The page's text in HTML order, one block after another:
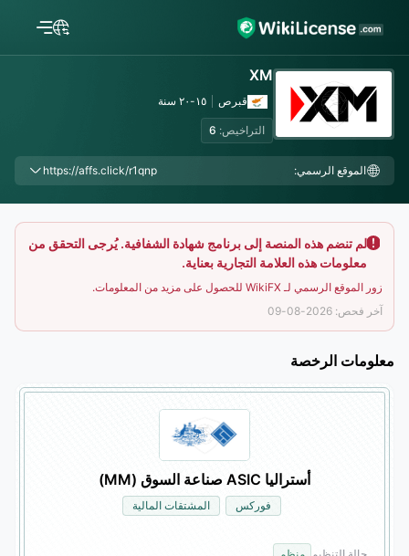
XM
قبرص ١٥-٢٠ سنة
التراخيص: 6
الموقع الرسمي: https://affs.click/r1qnp
لم تنضم هذه المنصة إلى برنامج شهادة الشفافية. يُرجى التحقق من
معلومات هذه العلامة التجارية بعناية.
زور الموقع الرسمي لـ WikiFX للحصول على مزيد من المعلومات.
آخر فحص: 2026-08-09
معلومات الرخصة
أستراليا ASIC صناعة السوق (MM)
فوركس المشتقات المالية
حالة التنظيم منظم